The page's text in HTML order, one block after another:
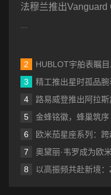
法穆兰推出
HUBLOT宇舶表瞩
精工推出星时孤品
路易威登推出阿拉
金蜂铭徽，蜂巢筑
欧米茄星座系列：
奥黛丽·韦罗成为欧
以高振频共赴新境：ZENITH真力